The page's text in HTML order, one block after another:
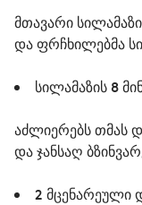
მთავარი
და ფრჩხილებმა
სილამაზის 8
აძლიერებს თმას
და ჯანსაღ
2 მცენარეული